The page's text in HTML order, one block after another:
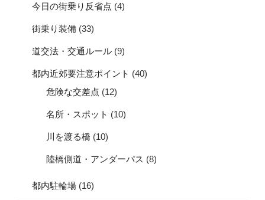
今日の街乗り反省点 (4)
街乗り装備 (33)
道交法・交通ルール (9)
都内近郊要注意ポイント (40)
危険な交差点 (12)
名所・スポット (10)
川を渡る橋 (10)
陸橋側道・アンダーパス (8)
都内駐輪場 (16)